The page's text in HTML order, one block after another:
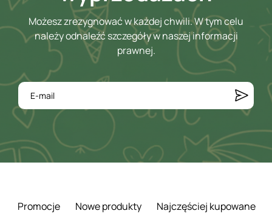
Możesz zrezygnować w każdej chwili. W tym celu
należy odnaleźć szczegóły w naszej informacji
prawnej.
Promocje Nowe produkty Najczęściej kupowane